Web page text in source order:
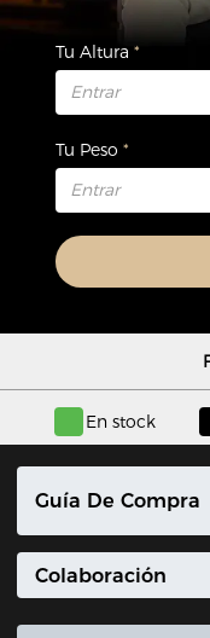
Tu Altura
Tu Peso
En stock
Guía De Compra
Colaboración